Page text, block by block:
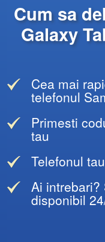
Cum sa
Galaxy
Cea mai
telefonul
Primesti
tau
Telefonul
Ai
disponibil